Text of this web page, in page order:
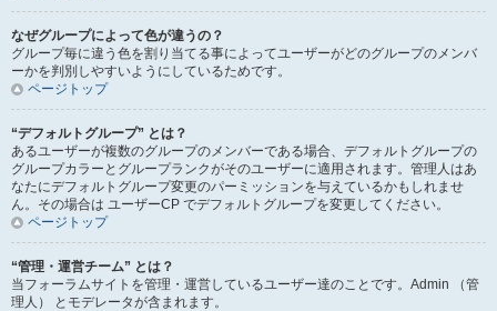
なぜグループによって色が違うの？
グループ毎に違う色を割り当てる事によってユーザーがどのグループのメンバ
ーかを判別しやすいようにしているためです。
ページトップ
“デフォルトグループ” とは？
あるユーザーが複数のグループのメンバーである場合、デフォルトグループの
グループカラーとグループランクがそのユーザーに適用されます。管理人はあ
なたにデフォルトグループ変更のパーミッションを与えているかもしれませ
ん。その場合は ユーザーCP でデフォルトグループを変更してください。
ページトップ
“管理・運営チーム” とは？
当フォーラムサイトを管理・運営しているユーザー達のことです。Admin （管
理人） とモデレータが含まれます。